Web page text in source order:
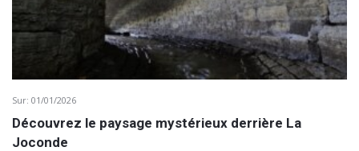
Sur: 01/01/2026
Découvrez le paysage mystérieux derrière La
Joconde